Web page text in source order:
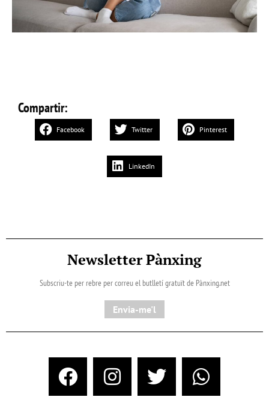
Compartir:
Facebook Twitter Pinterest
LinkedIn
Newsletter Pànxing
Subscriu-te per rebre per correu el butlletí gratuït de Pànxing.net​
Envia-me'l